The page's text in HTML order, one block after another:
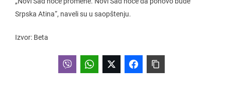
Srpska Atina“, naveli su u saopštenju.
Izvor: Beta